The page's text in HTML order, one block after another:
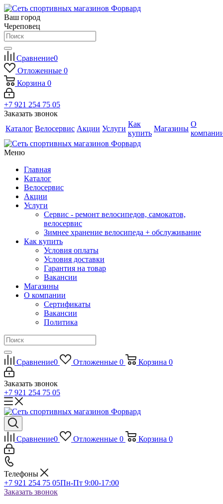
Ваш город
Череповец
Сравнение0
Отложенные 0
Корзина 0
+7 921 254 75 05
Заказать звонок
Каталог Велосервис Акции Услуги
Как
купить
Магазины
О
Меню
Главная
Каталог
Велосервис
Акции
Услуги
Сервис - ремонт велосипедов, самокатов,
велосервис
Зимнее хранение велосипеда + обслуживание
Как купить
Условия оплаты
Условия доставки
Гарантия на товар
Вакансии
Магазины
О компании
Сертификаты
Вакансии
Политика
Сравнение0 Отложенные 0 Корзина 0
Заказать звонок
+7 921 254 75 05
Сравнение0 Отложенные 0 Корзина 0
Телефоны
+7 921 254 75 05Пн-Пт 9:00-17:00
Заказать звонок